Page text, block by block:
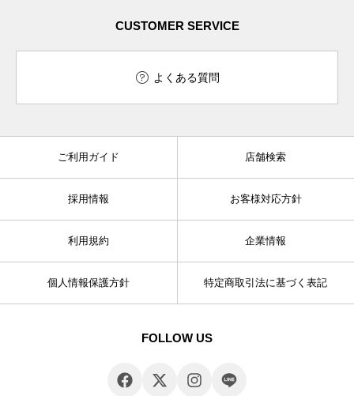
CUSTOMER SERVICE
よくある質問
ご利用ガイド 店舗検索
採用情報 お客様対応方針
利用規約 企業情報
個人情報保護方針 特定商取引法に基づく表記
FOLLOW US